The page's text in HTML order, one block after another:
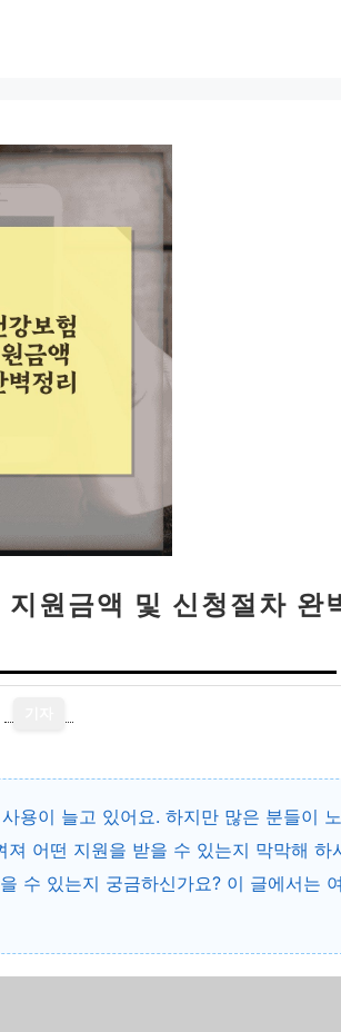
원금액 및 신청절차 완
용이 늘고 있어요. 하지만 많은 분들이 노
져 어떤 지원을 받을 수 있는지 막막해 하
수 있는지 궁금하신가요? 이 글에서는 여